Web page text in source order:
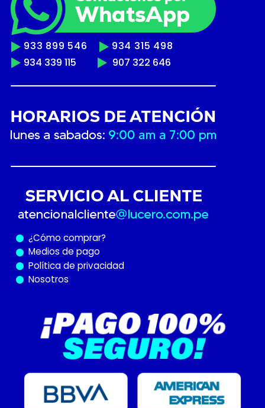
933 899 546
934 315 498
934 339 115
907 322 646
¿Cómo comprar?
Medios de pago
Política de privacidad
Nosotros